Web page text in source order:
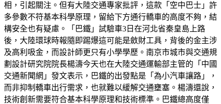
相，引起關注。但有大陸交通專家批評，這款「空中巴士」許
多參數不符基本科學原理，留給下方通行轎車的高度不夠，結
構安全也有疑慮。「巴鐵」試驗車3日在河北省秦皇島上路
後，大陸環球時報隨即踢爆這可能是斂財工具，背後的金主涉
及高利吸金，而設計師更只有小學學歷。南京市城市與交通規
劃設計研究院院長楊濤今天也在大陸交通運輸部主管的「中國
交通新聞網」發文表示，巴鐵的出發點是「為小汽車讓路」，
而非抑制轎車出行需求，也就難以緩解交通壅塞。楊濤還說，
技術創新需要符合基本科學原理和技術標準。巴鐵總高度僅